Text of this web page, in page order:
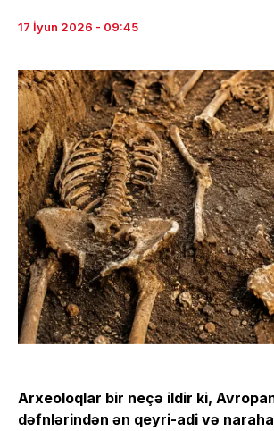
17 İyun 2026 - 09:45
Arxeoloqlar bir neçə ildir ki,
dəfnlərindən ən qeyri-adi və